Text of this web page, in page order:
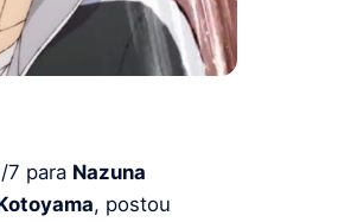
7 para Nazuna
, postou